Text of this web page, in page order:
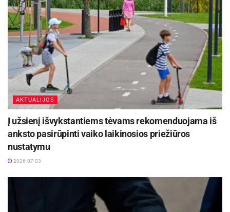
AKTUALIJOS
Į užsienį išvykstantiems tėvams rekomenduojama iš
anksto pasirūpinti vaiko laikinosios priežiūros
nustatymu
2026-07-03